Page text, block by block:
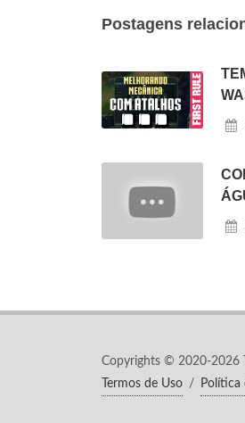
Postagens
Copyrights © 2020-2026
Termos de Uso / Política